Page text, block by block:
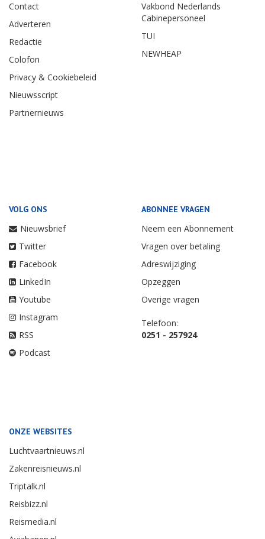
Contact
Adverteren
Redactie
Colofon
Privacy & Cookiebeleid
Nieuwsscript
Partnernieuws
Vakbond Nederlands
Cabinepersoneel
TUI
NEWHEAP
VOLG ONS
Nieuwsbrief
Twitter
Facebook
LinkedIn
Youtube
Instagram
RSS
Podcast
ABONNEE VRAGEN
Neem een Abonnement
Vragen over betaling
Adreswijziging
Opzeggen
Overige vragen
Telefoon:
0251 - 257924
ONZE WEBSITES
Luchtvaartnieuws.nl
Zakenreisnieuws.nl
Triptalk.nl
Reisbizz.nl
Reismedia.nl